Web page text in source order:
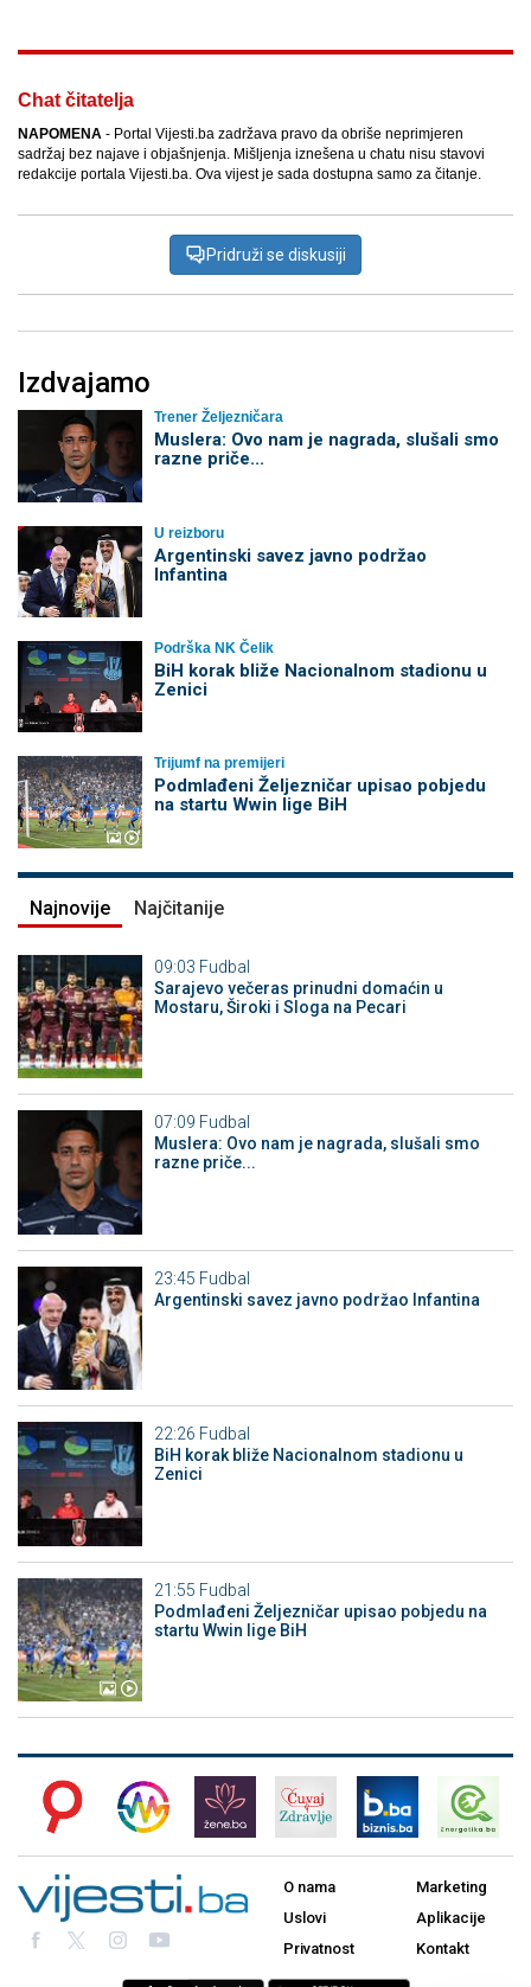
Chat čitatelja
NAPOMENA - Portal Vijesti.ba zadržava pravo da obriše neprimjeren
sadržaj bez najave i objašnjenja. Mišljenja iznešena u chatu nisu stavovi
redakcije portala Vijesti.ba. Ova vijest je sada dostupna samo za čitanje.
Pridruži se diskusiji
Izdvajamo
Trener Željezničara
Muslera: Ovo nam je nagrada, slušali smo
razne priče...
U reizboru
Argentinski savez javno podržao
Infantina
Podrška NK Čelik
BiH korak bliže Nacionalnom stadionu u
Zenici
Trijumf na premijeri
Podmlađeni Željezničar upisao pobjedu
na startu Wwin lige BiH
Najnovije Najčitanije
09:03 Fudbal
Sarajevo večeras prinudni domaćin u
Mostaru, Široki i Sloga na Pecari
07:09 Fudbal
Muslera: Ovo nam je nagrada, slušali smo
razne priče...
23:45 Fudbal
Argentinski savez javno podržao Infantina
22:26 Fudbal
BiH korak bliže Nacionalnom stadionu u
Zenici
21:55 Fudbal
Podmlađeni Željezničar upisao pobjedu na
startu Wwin lige BiH
O nama
Uslovi
Privatnost
Marketing
Aplikacije
Kontakt